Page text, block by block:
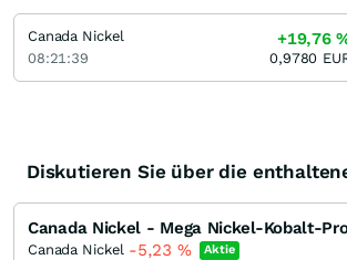
Diskutieren Sie über die
Canada Nickel -5,23 % Aktie
Canada Nickel
08:21:39
+19,76
0,9780